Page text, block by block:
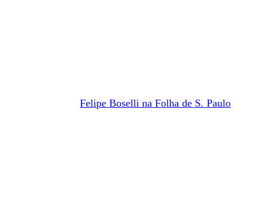
Felipe Boselli na Folha de S. Paulo